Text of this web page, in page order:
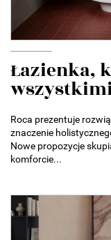
Łazienka,
Roca prezentuje
znaczenie
Nowe propozycje
komforcie...